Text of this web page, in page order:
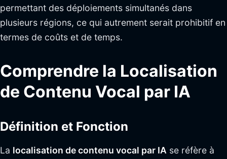
permettant des déploiements simultanés dans
plusieurs régions, ce qui autrement serait prohibitif en
termes de coûts et de temps.
Comprendre la Localisation
de Contenu Vocal par IA
Définition et Fonction
La localisation de contenu vocal par IA se réfère à